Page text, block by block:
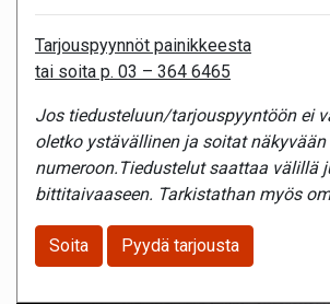
Tarjouspyynnöt painikkeesta
tai soita p. 03 – 364 6465
Jos tiedusteluun/tarjouspyyntöön ei
oletko ystävällinen ja soitat näkyvään
numeroon.Tiedustelut saattaa välillä
bittitaivaaseen. Tarkistathan myös
Soita Pyydä tarjousta